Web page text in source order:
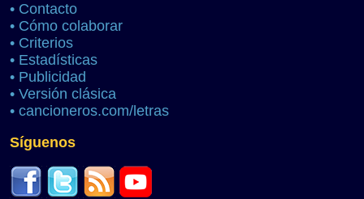
• Contacto
• Cómo colaborar
• Criterios
• Estadísticas
• Publicidad
• Versión clásica
• cancioneros.com/letras
Síguenos